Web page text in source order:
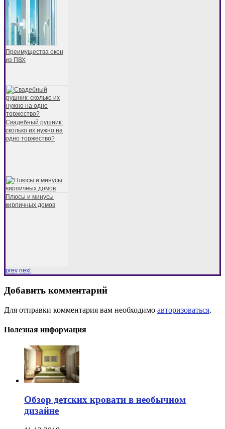
Преимущества окон
из ПВХ
Свадебный рушник:
сколько их нужно на
одно торжество?
Плюсы и минусы
кирпичных домов
prev next
Добавить комментарий
Для отправки комментария вам необходимо авторизоваться.
Полезная информация
Обзор детских кровати в необычном
дизайне